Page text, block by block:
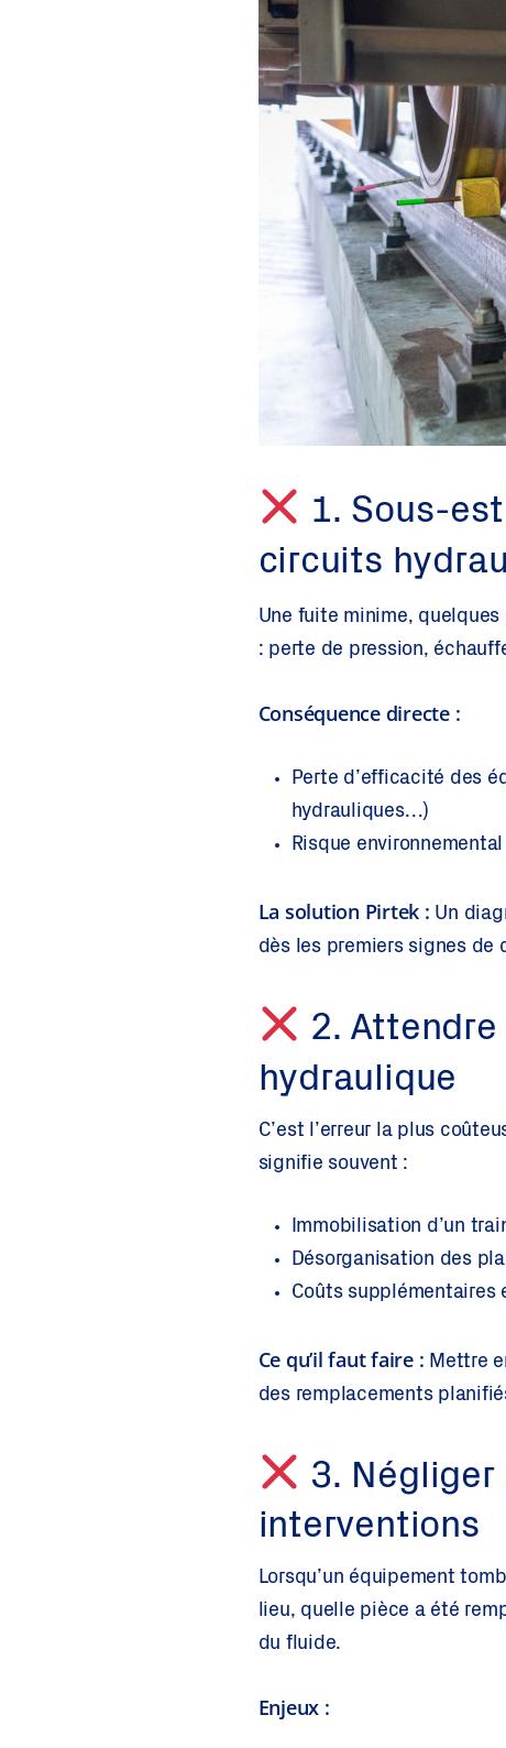
1. Sous-
circuits
Une fuite minime,
: perte de pression,
Conséquence directe :
Perte d’efficacité des
hydrauliques…)
Risque
La solution Pirtek : Un
dès les premiers signes de
2.
hydraulique
C’est l’erreur la plus
signifie souvent :
Immobilisation d’un
Désorganisation des
Coûts supplémentaires
Ce qu’il faut faire : Mettre
des remplacements
3.
interventions
Lorsqu’un équipement
lieu, quelle pièce a été
du fluide.
Enjeux :